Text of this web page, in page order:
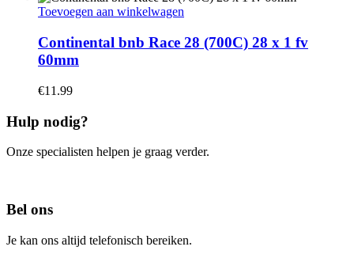
Toevoegen aan winkelwagen
Continental bnb Race 28 (700C) 28 x 1 fv
60mm
€11.99
Hulp nodig?
Onze specialisten helpen je graag verder.
Bel ons
Je kan ons altijd telefonisch bereiken.